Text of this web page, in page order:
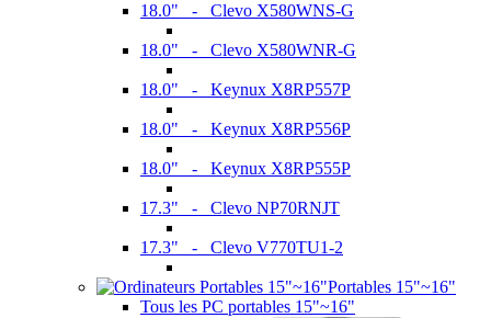
18.0" - Clevo X580WNS-G
18.0" - Clevo X580WNR-G
18.0" - Keynux X8RP557P
18.0" - Keynux X8RP556P
18.0" - Keynux X8RP555P
17.3" - Clevo NP70RNJT
17.3" - Clevo V770TU1-2
Portables 15"~16"
Tous les PC portables 15"~16"